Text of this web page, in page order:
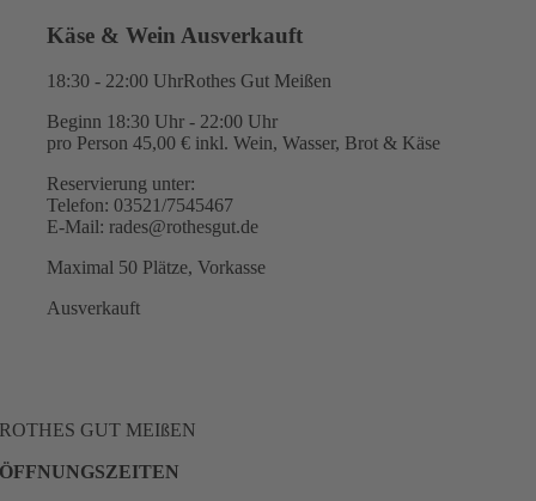
Käse & Wein Ausverkauft
18:30 - 22:00 UhrRothes Gut Meißen
Beginn 18:30 Uhr - 22:00 Uhr
pro Person 45,00 € inkl. Wein, Wasser, Brot & Käse
Reservierung unter:
Telefon: 03521/7545467
E-Mail: rades@rothesgut.de
Maximal 50 Plätze, Vorkasse
Ausverkauft
ROTHES GUT MEIßEN
ÖFFNUNGSZEITEN